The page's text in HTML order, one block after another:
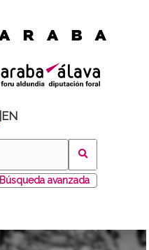
EN
Búsqueda avanzada